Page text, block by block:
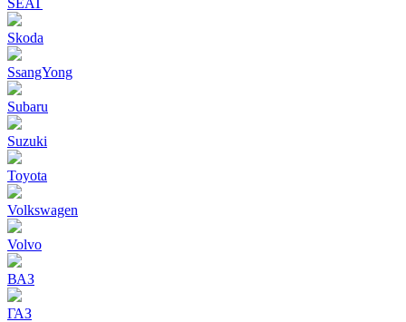
SEAT
Skoda
SsangYong
Subaru
Suzuki
Toyota
Volkswagen
Volvo
ВАЗ
ГАЗ